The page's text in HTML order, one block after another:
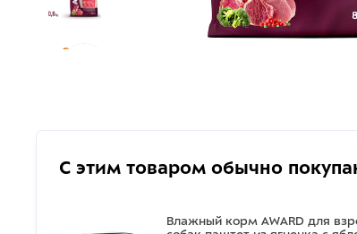
С этим товаром обычно
Влажный корм AWARD для